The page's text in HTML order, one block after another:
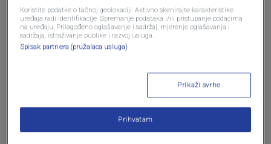
Oglas
Koristite podatke o tačnoj geolokaciji. Aktivno skenirajte karakteristike
uređaja radi identifikacije. Spremanje podataka i/ili pristupanje podacima
na uređaju. Prilagođeno oglašavanje i sadržaj, mjerenje oglašavanja i
sadržaja, istraživanje publike i razvoj usluga.
Spisak partnera (pružalaca usluga)
Prikaži svrhe
Prihvatam